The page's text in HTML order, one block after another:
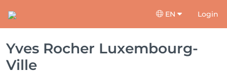
EN Login
Yves Rocher Luxembourg-
Ville